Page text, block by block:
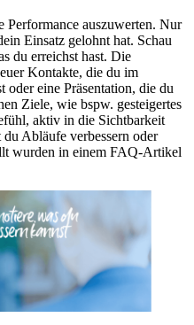
auszuwerten. Nur
Einsatz gelohnt hat. Schau
du erreichst hast. Die
Kontakte, die du im
oder eine Präsentation, die du
Ziele, wie bspw. gesteigertes
aktiv in die Sichtbarkeit
Abläufe verbessern oder
wurden in einem FAQ-Artikel